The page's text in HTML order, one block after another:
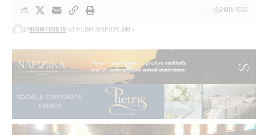
BYKORINTHOSTV 21 ΦΕΒΡΟΥΑΡΊΟΥ 2018
2 MIN READ